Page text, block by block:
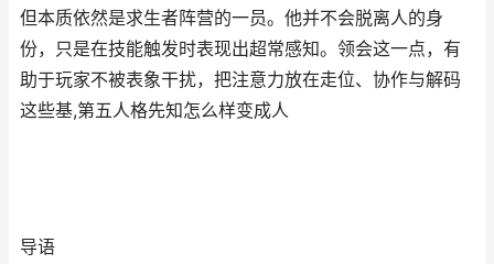
但本质依然是求生者阵营的一员。他并不会脱离人的身
份，只是在技能触发时表现出超常感知。领会这一点，有
助于玩家不被表象干扰，把注意力放在走位、协作与解码
这些基,第五人格先知怎么样变成人
导语